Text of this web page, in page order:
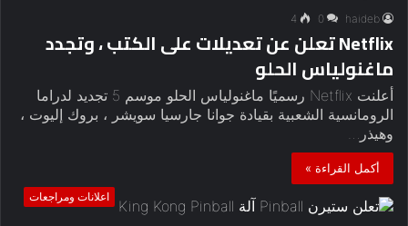
haideb
0
4
Netflix تعلن عن تعديلات على الكتب ، وتجدد
ماغنولياس الحلو
أعلنت Netflix رسميًا ماغنولياس الحلو موسم 5 تجديد لدراما
الرومانسية الشعبية بقيادة جوانا جارسيا سويشر ، بروك إليوت ،
وهيذر…
أكمل القراءة »
اعلانات ومراجعات